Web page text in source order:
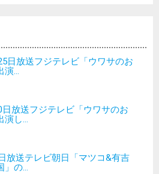
日放送フジテレビ「ウワサのお
演...
日放送フジテレビ「ウワサのお
演し...
放送テレビ朝日「マツコ&有吉
」の...